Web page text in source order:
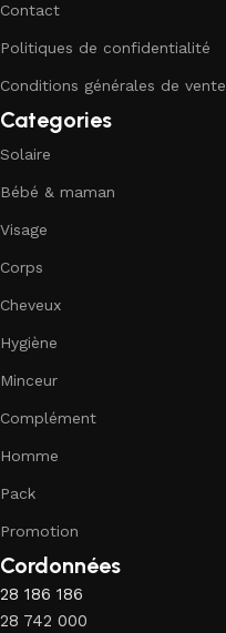
Contact
Politiques de confidentialité
Conditions générales de vente
Categories
Solaire
Bébé & maman
Visage
Corps
Cheveux
Hygiène
Minceur
Complément
Homme
Pack
Promotion
Cordonnées
28 186 186
28 742 000